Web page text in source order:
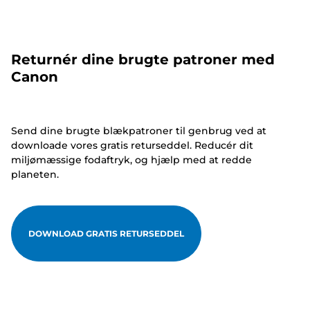
Returnér dine brugte patroner med
Canon
Send dine brugte blækpatroner til genbrug ved at
downloade vores gratis returseddel. Reducér dit
miljømæssige fodaftryk, og hjælp med at redde
planeten.
DOWNLOAD GRATIS RETURSEDDEL